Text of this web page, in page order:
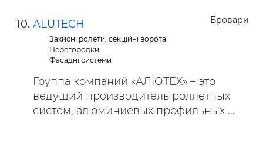
Бровари
ALUTECH
Захисні ролети, секційні ворота
Перегородки
Фасадні системи
Группа компаний «АЛЮТЕХ» – это
ведущий производитель роллетных
систем, алюминиевых профильных ...